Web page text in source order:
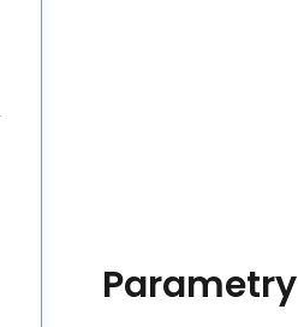
Parametry